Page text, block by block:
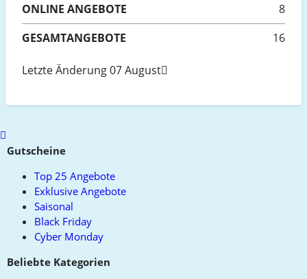
ONLINE ANGEBOTE
8
GESAMTANGEBOTE
16
Letzte Änderung 07 August
Scroll
toGutscheine
Top 25 Angebote
Exklusive Angebote
Saisonal
Black Friday
Cyber Monday
Beliebte Kategorien